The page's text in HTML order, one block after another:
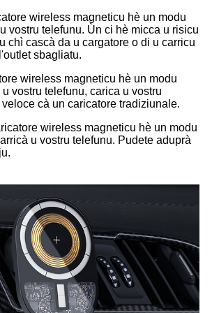
wireless magneticu hè un modu
vostru telefunu. Ùn ci hè micca u risicu
chì cascà da u cargatore o di u carricu
sbagliatu.
wireless magneticu hè un modu
vostru telefunu, carica u vostru
cà un caricatore tradiziunale.
wireless magneticu hè un modu
u vostru telefunu. Pudete aduprà